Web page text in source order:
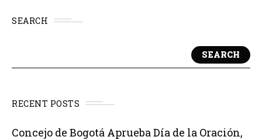
SEARCH
SEARCH
RECENT POSTS
Concejo de Bogotá Aprueba Día de la Oración,